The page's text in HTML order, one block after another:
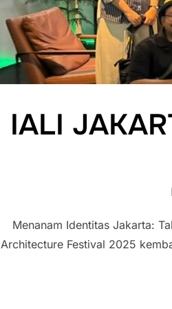
IALI
Menanam Identitas Jakarta:
Architecture Festival 2025